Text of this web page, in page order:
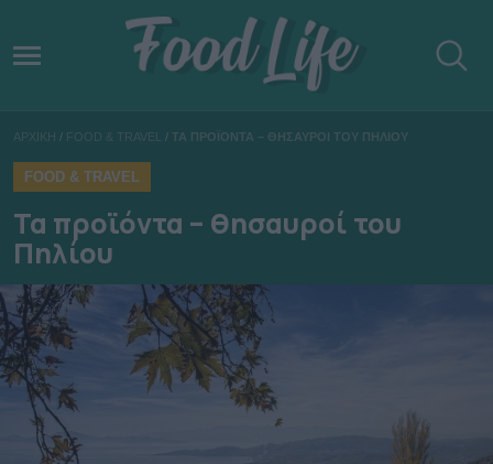
ΑΡΧΙΚΗ / FOOD & TRAVEL / ΤΑ ΠΡΟΪΟΝΤΑ – ΘΗΣΑΥΡΟΙ ΤΟΥ ΠΗΛΙΟΥ
FOOD & TRAVEL
Τα προϊόντα – θησαυροί του
Πηλίου